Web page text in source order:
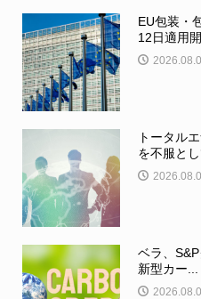
EU包装・
12日適用
トータル
を不服と
ベラ、
新型カー...